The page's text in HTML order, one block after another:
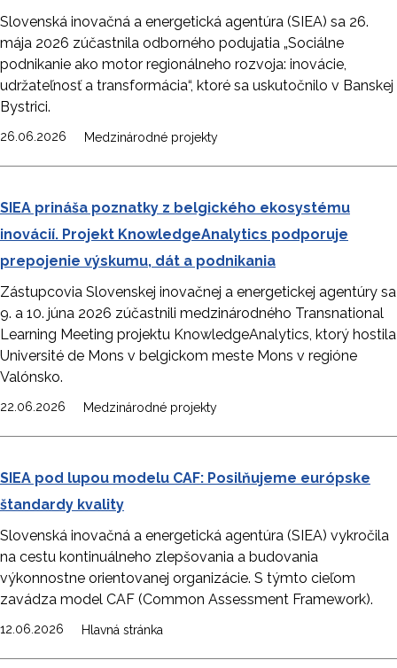
Slovenská inovačná a energetická agentúra (SIEA) sa 26.
mája 2026 zúčastnila odborného podujatia „Sociálne
podnikanie ako motor regionálneho rozvoja: inovácie,
udržateľnosť a transformácia“, ktoré sa uskutočnilo v Banskej
Bystrici.
26.06.2026 Medzinárodné projekty
SIEA prináša poznatky z belgického ekosystému
inovácií. Projekt KnowledgeAnalytics podporuje
prepojenie výskumu, dát a podnikania
Zástupcovia Slovenskej inovačnej a energetickej agentúry sa
9. a 10. júna 2026 zúčastnili medzinárodného Transnational
Learning Meeting projektu KnowledgeAnalytics, ktorý hostila
Université de Mons v belgickom meste Mons v regióne
Valónsko.
22.06.2026 Medzinárodné projekty
SIEA pod lupou modelu CAF: Posilňujeme európske
štandardy kvality
Slovenská inovačná a energetická agentúra (SIEA) vykročila
na cestu kontinuálneho zlepšovania a budovania
výkonnostne orientovanej organizácie. S týmto cieľom
zavádza model CAF (Common Assessment Framework).
12.06.2026 Hlavná stránka